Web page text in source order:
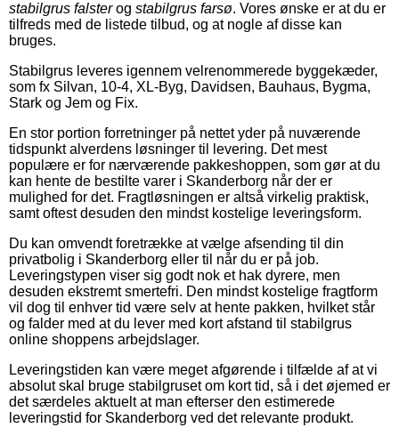
stabilgrus falsterog stabilgrus farsø. Vores ønske er at du er
tilfreds med de listede tilbud, og at nogle af disse kan
bruges.
Stabilgrus leveres igennem velrenommerede byggekæder,
som fx Silvan, 10-4, XL-Byg, Davidsen, Bauhaus, Bygma,
Stark og Jem og Fix.
En stor portion forretninger på nettet yder på nuværende
tidspunkt alverdens løsninger til levering. Det mest
populære er for nærværende pakkeshoppen, som gør at du
kan hente de bestilte varer i Skanderborg når der er
mulighed for det. Fragtløsningen er altså virkelig praktisk,
samt oftest desuden den mindst kostelige leveringsform.
Du kan omvendt foretrække at vælge afsending til din
privatbolig i Skanderborg eller til når du er på job.
Leveringstypen viser sig godt nok et hak dyrere, men
desuden ekstremt smertefri. Den mindst kostelige fragtform
vil dog til enhver tid være selv at hente pakken, hvilket står
og falder med at du lever med kort afstand til stabilgrus
online shoppens arbejdslager.
Leveringstiden kan være meget afgørende i tilfælde af at vi
absolut skal bruge stabilgruset om kort tid, så i det øjemed er
det særdeles aktuelt at man efterser den estimerede
leveringstid for Skanderborg ved det relevante produkt.